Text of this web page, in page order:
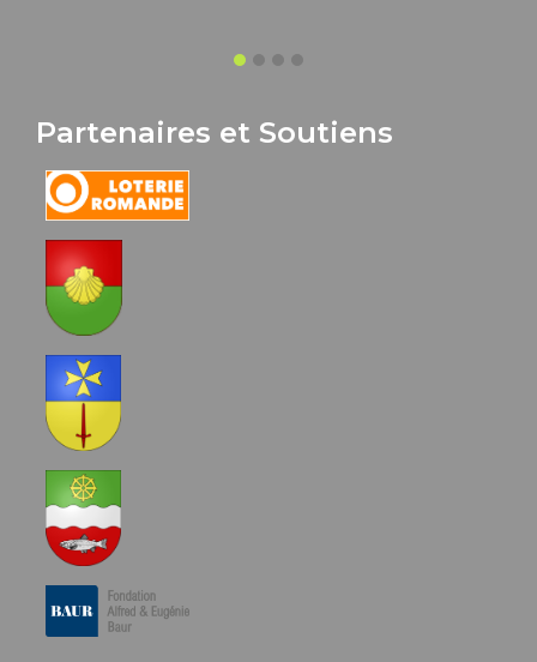
Partenaires et Soutiens